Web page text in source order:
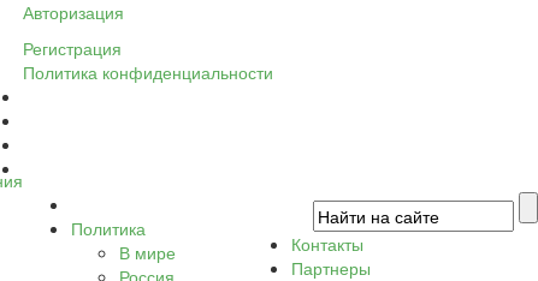
Авторизация
Регистрация
Политика конфиденциальности
Политика
В мире
Россия
Контакты
Партнеры